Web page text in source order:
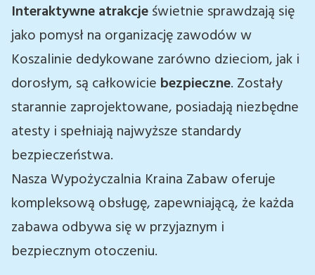
Interaktywne atrakcjeświetnie sprawdzają się
jako pomysł na organizację zawodów w
Koszalinie dedykowane zarówno dzieciom, jak i
dorosłym, są całkowicie bezpieczne. Zostały
starannie zaprojektowane, posiadają niezbędne
atesty i spełniają najwyższe standardy
bezpieczeństwa.
Nasza Wypożyczalnia Kraina Zabaw oferuje
kompleksową obsługę, zapewniającą, że każda
zabawa odbywa się w przyjaznym i
bezpiecznym otoczeniu.